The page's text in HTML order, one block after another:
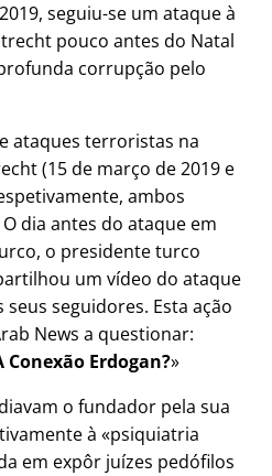
seguiu-se um ataque à
pouco antes do Natal
corrupção pelo
ataques terroristas na
(15 de março de 2019 e
ambos
dia antes do ataque em
o presidente turco
um vídeo do ataque
seguidores. Esta ação
News a questionar:
Erdogan?
o fundador pela sua
à
psiquiatria
em expôr juízes pedófilos